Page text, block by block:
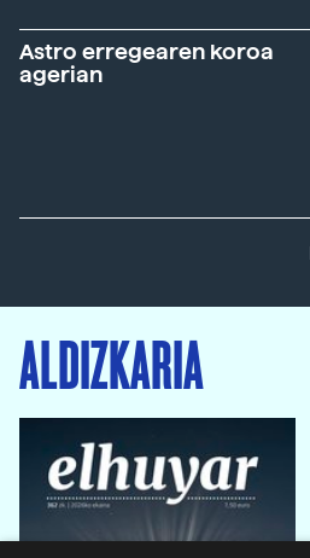
Astro erregearen koroa
agerian
ALDIZKARIA